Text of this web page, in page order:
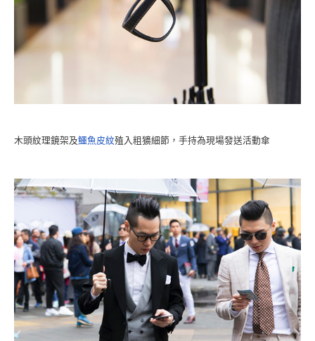
木頭紋理鏡架及鱷魚皮紋殖入粗獷細節，手持為現場發送活動傘